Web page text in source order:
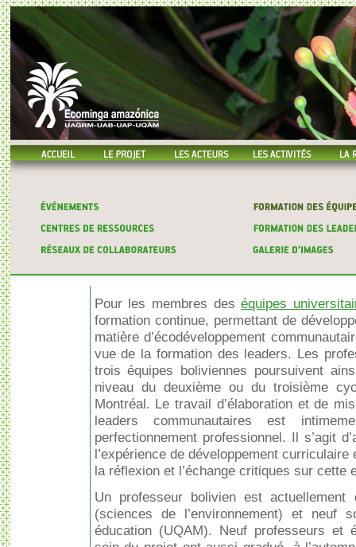
Pour les membres deséquipes
formation continue, permettant de
matière d’écodéveloppement
vue de la formation des leaders. Les
trois équipes boliviennes poursuivent
niveau du deuxième ou du troisième
Montréal. Le travail d’élaboration et de
leaders communautaires est
perfectionnement professionnel. Il s’agit
l’expérience de développement
la réflexion et l’échange critiques sur cette
Un professeur bolivien est actuellement
(sciences de l’environnement) et neuf
éducation (UQAM). Neuf professeurs et